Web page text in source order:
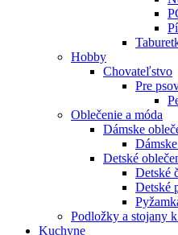
Hobby
Chovateľstvo
Pre
Oblečenie a móda
Dámske
Detské
Detské
Detské
Podložky a stojany
Kuchyne